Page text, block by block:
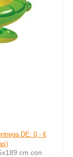
DE: 0,- €
cm con